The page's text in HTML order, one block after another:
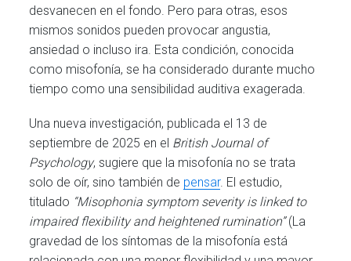
desvanecen en el fondo. Pero para otras, esos
mismos sonidos pueden provocar angustia,
ansiedad o incluso ira. Esta condición, conocida
como misofonía, se ha considerado durante mucho
tiempo como una sensibilidad auditiva exagerada.
Una nueva investigación, publicada el 13 de
septiembre de 2025 en el British Journal of
Psychology, sugiere que la misofonía no se trata
solo de oír, sino también de pensar. El estudio,
titulado “Misophonia symptom severity is linked to
impaired flexibility and heightened rumination”(La
gravedad de los síntomas de la misofonía está